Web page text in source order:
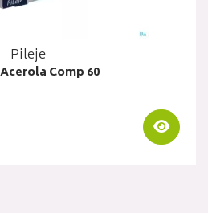
Pileje
Comp 60